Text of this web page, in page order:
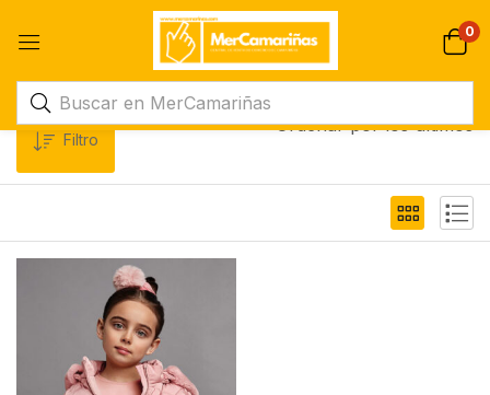
0
Filtro
Ordenar por los últimos